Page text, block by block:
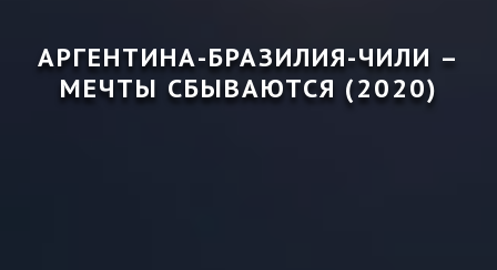
АРГЕНТИНА-БРАЗИЛИЯ-ЧИЛИ –
МЕЧТЫ СБЫВАЮТСЯ (2020)